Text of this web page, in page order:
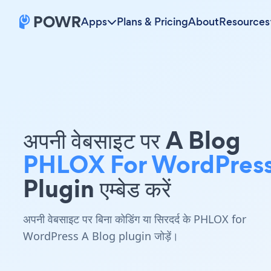
Apps Plans & PricingAboutResources
अपनी वेबसाइट पर A Blog
PHLOX For
Plugin एम्बेड करें
अपनी वेबसाइट पर बिना कोडिंग या सिरदर्द के PHLOX for
WordPress A Blog plugin जोड़ें।